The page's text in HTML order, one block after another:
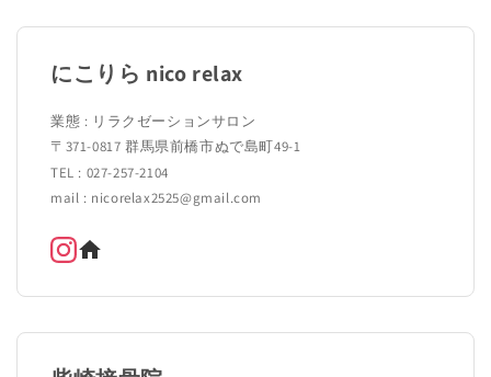
にこりら nico relax
業態 : リラクゼーションサロン
〒371-0817 群馬県前橋市ぬで島町49-1
TEL : 027-257-2104
mail : nicorelax2525@gmail.com